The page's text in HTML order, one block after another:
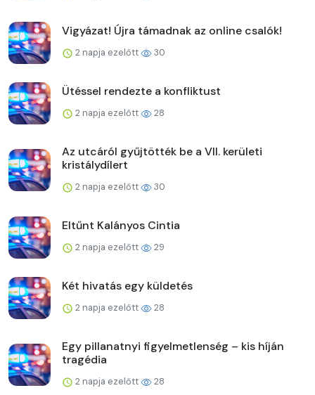
Vigyázat! Újra támadnak az online csalók!
2 napja ezelőtt 30
Ütéssel rendezte a konfliktust
2 napja ezelőtt 28
Az utcáról gyűjtötték be a VII. kerületi
kristálydílert
2 napja ezelőtt 30
Eltűnt Kalányos Cintia
2 napja ezelőtt 29
Két hivatás egy küldetés
2 napja ezelőtt 28
Egy pillanatnyi figyelmetlenség – kis híján
tragédia
2 napja ezelőtt 28